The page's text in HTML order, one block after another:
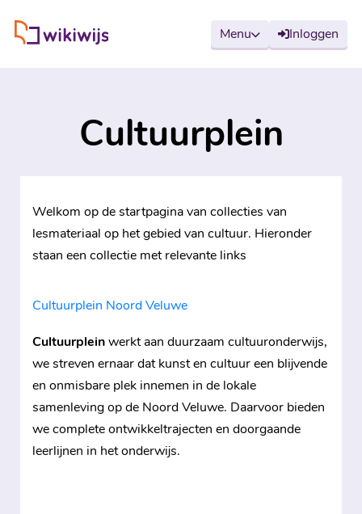
Wikiwijs Menu Inloggen
Cultuurplein
Welkom op de startpagina van collecties van
lesmateriaal op het gebied van cultuur. Hieronder
staan een collectie met relevante links
Cultuurplein Noord Veluwe
Cultuurpleinwerkt aan duurzaam cultuuronderwijs,
we streven ernaar dat kunst en cultuur een blijvende
en onmisbare plek innemen in de lokale
samenleving op de Noord Veluwe. Daarvoor bieden
we complete ontwikkeltrajecten en doorgaande
leerlijnen in het onderwijs.